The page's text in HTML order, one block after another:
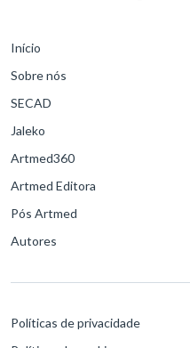
Início
Sobre nós
SECAD
Jaleko
Artmed360
Artmed Editora
Pós Artmed
Autores
Políticas de privacidade